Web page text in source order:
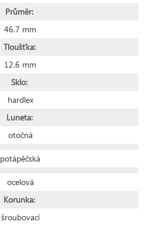
Průměr:
46.7 mm
Tloušťka:
12.6 mm
Sklo:
hardlex
Luneta:
otočná
potápěčská
ocelová
Korunka:
šroubovací